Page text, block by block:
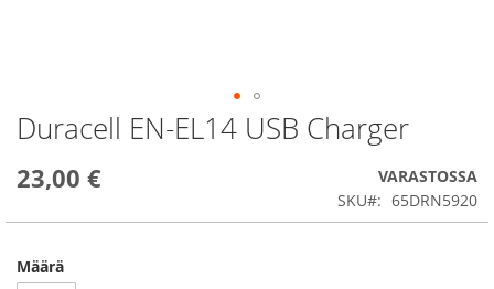
Duracell EN-EL14 USB Charger
23,00 €
VARASTOSSA
SKU
65DRN5920
Määrä
Skip
to
beginning
the
gallery